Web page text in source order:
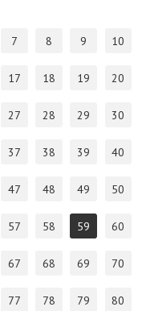
7 8 9 10
17 18 19 20
27 28 29 30
37 38 39 40
47 48 49 50
57 58 59 60
67 68 69 70
77 78 79 80